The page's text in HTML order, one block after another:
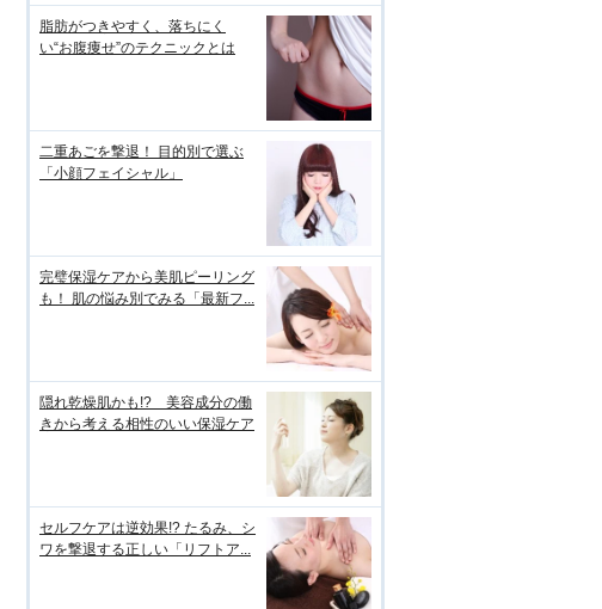
脂肪がつきやすく、落ちにく
い“お腹痩せ”のテクニックとは
二重あごを撃退！ 目的別で選ぶ
「小顔フェイシャル」
完璧保湿ケアから美肌ピーリング
も！ 肌の悩み別でみる「最新フ...
隠れ乾燥肌かも!? 美容成分の働
きから考える相性のいい保湿ケア
セルフケアは逆効果!? たるみ、シ
ワを撃退する正しい「リフトア...